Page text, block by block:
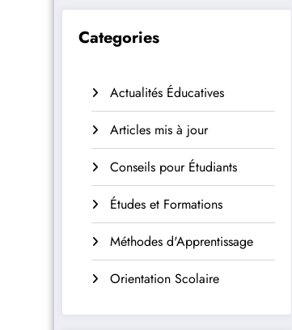
Categories
Actualités Éducatives
Articles mis à jour
Conseils pour Étudiants
Études et Formations
Méthodes d'Apprentissage
Orientation Scolaire